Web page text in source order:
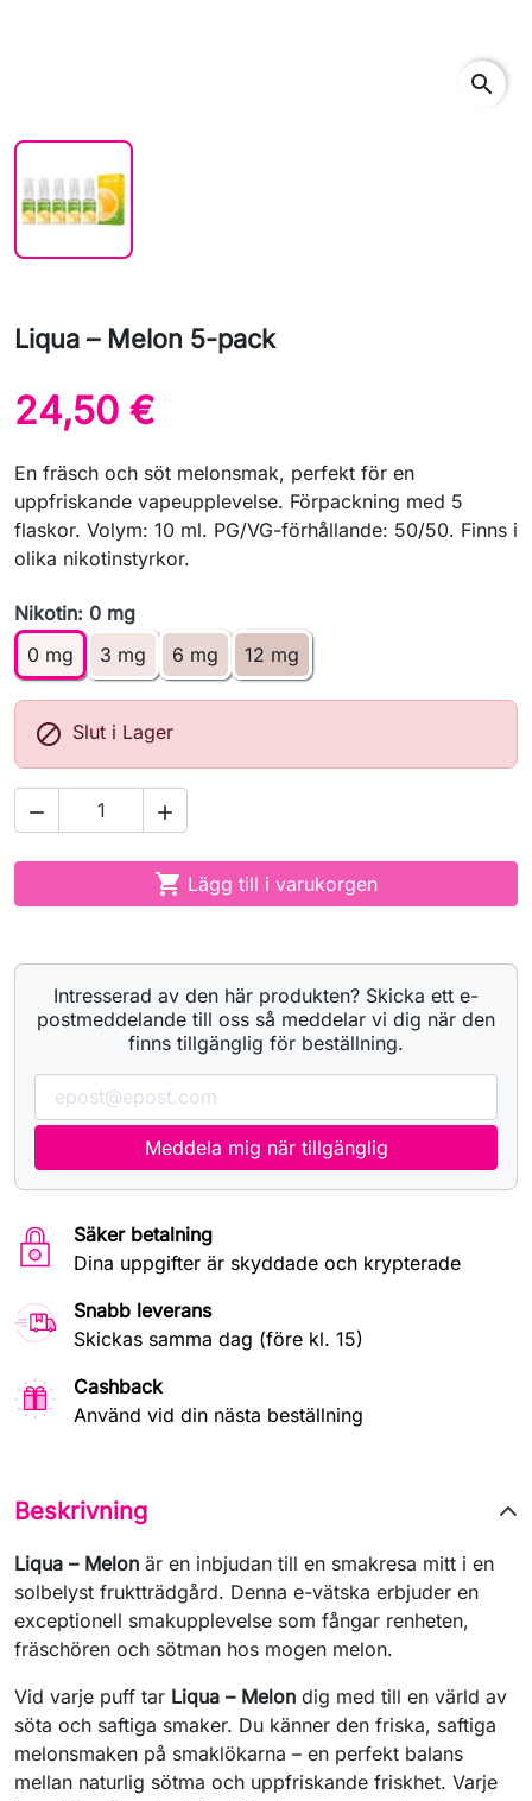
search
Liqua – Melon 5-pack
24,50 €
En fräsch och söt melonsmak, perfekt för en
uppfriskande vapeupplevelse. Förpackning med 5
flaskor. Volym: 10 ml. PG/VG-förhållande: 50/50. Finns i
olika nikotinstyrkor.
Nikotin: 0 mg
0 mg
3 mg 6 mg 12 mg
 Slut i Lager
 
 Lägg till i varukorgen
Intresserad av den här produkten? Skicka ett e-
postmeddelande till oss så meddelar vi dig när den
finns tillgänglig för beställning.
Meddela mig när tillgänglig
Säker betalning
Dina uppgifter är skyddade och krypterade
Snabb leverans
Skickas samma dag (före kl. 15)
Cashback
Använd vid din nästa beställning
Beskrivning
Liqua – Melon är en inbjudan till en smakresa mitt i en
solbelyst fruktträdgård. Denna e-vätska erbjuder en
exceptionell smakupplevelse som fångar renheten,
fräschören och sötman hos mogen melon.
Vid varje puff tar Liqua – Melon dig med till en värld av
söta och saftiga smaker. Du känner den friska, saftiga
melonsmaken på smaklökarna – en perfekt balans
mellan naturlig sötma och uppfriskande friskhet. Varje